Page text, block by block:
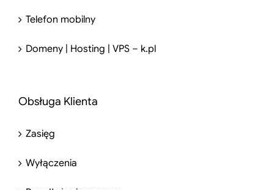
Telefon mobilny
Domeny | Hosting | VPS – k.pl
Obsługa Klienta
Zasięg
Wyłączenia